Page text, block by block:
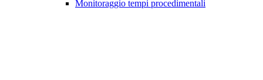
Monitoraggio tempi procedimentali